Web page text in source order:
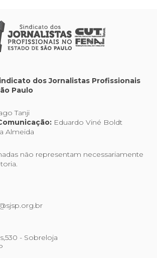
dos Jornalistas Profissionais
Paulo
Tanji
Eduardo Viné Boldt
Almeida
não representam necessariamente
- Sobreloja